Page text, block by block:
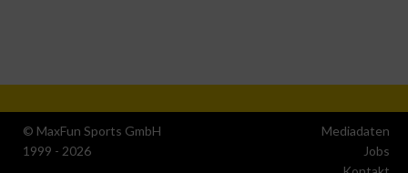
© MaxFun Sports GmbH
1999 - 2026
Mediadaten
Jobs